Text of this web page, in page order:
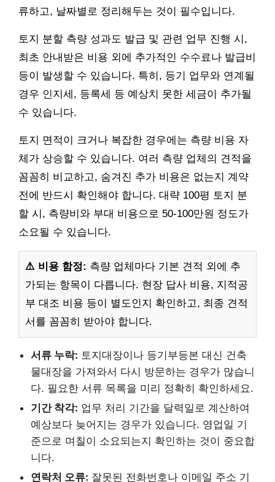
류하고, 날짜별로 정리해두는 것이 필수입니다.
토지 분할 측량 성과도 발급 및 관련 업무 진행 시,
최초 안내받은 비용 외에 추가적인 수수료나 발급비
등이 발생할 수 있습니다. 특히, 등기 업무와 연계될
경우 인지세, 등록세 등 예상치 못한 세금이 추가될
수 있습니다.
토지 면적이 크거나 복잡한 경우에는 측량 비용 자
체가 상승할 수 있습니다. 여러 측량 업체의 견적을
꼼꼼히 비교하고, 숨겨진 추가 비용은 없는지 계약
전에 반드시 확인해야 합니다. 대략 100평 토지 분
할 시, 측량비와 부대 비용으로 50-100만원 정도가
소요될 수 있습니다.
⚠️ 비용 함정: 측량 업체마다 기본 견적 외에 추
가되는 항목이 다릅니다. 현장 답사 비용, 지적공
부 대조 비용 등이 별도인지 확인하고, 최종 견적
서를 꼼꼼히 받아야 합니다.
서류 누락: 토지대장이나 등기부등본 대신 건축
물대장을 가져와서 다시 방문하는 경우가 많습니
다. 필요한 서류 목록을 미리 정확히 확인하세요.
기간 착각: 업무 처리 기간을 달력일로 계산하여
예상보다 늦어지는 경우가 있습니다. 영업일 기
준으로 며칠이 소요되는지 확인하는 것이 중요합
니다.
연락처 오류: 잘못된 전화번호나 이메일 주소 기